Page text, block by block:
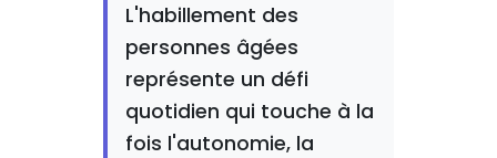
L'habillement des
personnes âgées
représente un défi
quotidien qui touche à la
fois l'autonomie, la